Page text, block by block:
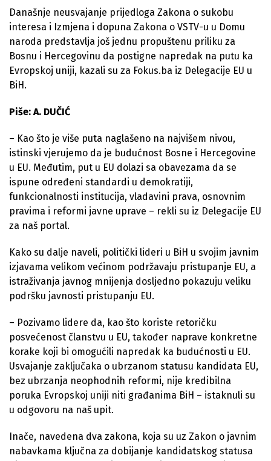
Današnje neusvajanje prijedloga Zakona o sukobu
interesa i Izmjena i dopuna Zakona o VSTV-u u Domu
naroda predstavlja još jednu propuštenu priliku za
Bosnu i Hercegovinu da postigne napredak na putu ka
Evropskoj uniji, kazali su za Fokus.ba iz Delegacije EU u
BiH.
Piše: A. DUČIĆ
– Kao što je više puta naglašeno na najvišem nivou,
istinski vjerujemo da je budućnost Bosne i Hercegovine
u EU. Međutim, put u EU dolazi sa obavezama da se
ispune određeni standardi u demokratiji,
funkcionalnosti institucija, vladavini prava, osnovnim
pravima i reformi javne uprave – rekli su iz Delegacije EU
za naš portal.
Kako su dalje naveli, politički lideri u BiH u svojim javnim
izjavama velikom većinom podržavaju pristupanje EU, a
istraživanja javnog mnijenja dosljedno pokazuju veliku
podršku javnosti pristupanju EU.
– Pozivamo lidere da, kao što koriste retoričku
posvećenost članstvu u EU, također naprave konkretne
korake koji bi omogućili napredak ka budućnosti u EU.
Usvajanje zaključaka o ubrzanom statusu kandidata EU,
bez ubrzanja neophodnih reformi, nije kredibilna
poruka Evropskoj uniji niti građanima BiH – istaknuli su
u odgovoru na naš upit.
Inače, navedena dva zakona, koja su uz Zakon o javnim
nabavkama ključna za dobijanje kandidatskog statusa